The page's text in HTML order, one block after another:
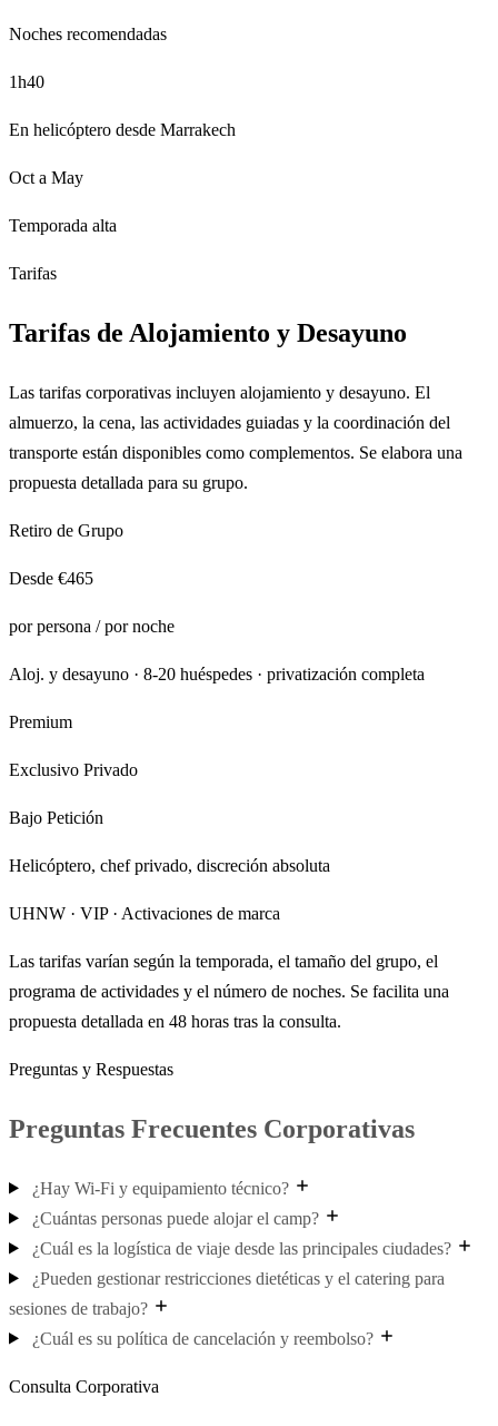
Noches recomendadas
1h40
En helicóptero desde Marrakech
Oct a May
Temporada alta
Tarifas
Tarifas de Alojamiento y Desayuno
Las tarifas corporativas incluyen alojamiento y desayuno. El
almuerzo, la cena, las actividades guiadas y la coordinación del
transporte están disponibles como complementos. Se elabora una
propuesta detallada para su grupo.
Retiro de Grupo
Desde €465
por persona / por noche
Aloj. y desayuno · 8-20 huéspedes · privatización completa
Premium
Exclusivo Privado
Bajo Petición
Helicóptero, chef privado, discreción absoluta
UHNW · VIP · Activaciones de marca
Las tarifas varían según la temporada, el tamaño del grupo, el
programa de actividades y el número de noches. Se facilita una
propuesta detallada en 48 horas tras la consulta.
Preguntas y Respuestas
Preguntas Frecuentes Corporativas
¿Hay Wi-Fi y equipamiento técnico?
¿Cuántas personas puede alojar el camp?
¿Cuál es la logística de viaje desde las principales ciudades?
¿Pueden gestionar restricciones dietéticas y el catering para
sesiones de trabajo?
¿Cuál es su política de cancelación y reembolso?
Consulta Corporativa